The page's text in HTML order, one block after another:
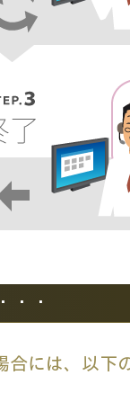
・・
には、以下